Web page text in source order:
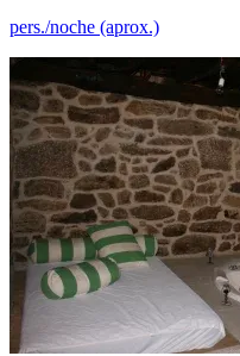
pers./noche (aprox.)